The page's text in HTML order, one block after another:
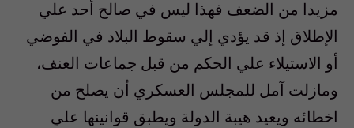
مزيدا من الضعف فهذا ليس في صالح أحد علي
الإطلاق إذ قد يؤدي إلي سقوط البلاد في الفوضي
أو الاستيلاء علي الحكم من قبل جماعات العنف،
ومازلت آمل للمجلس العسكري أن يصلح من
اخطائه ويعيد هيبة الدولة ويطبق قوانينها علي